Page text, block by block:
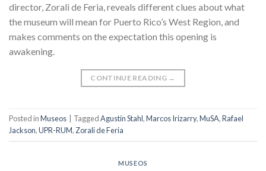
director, Zorali de Feria, reveals different clues about what
the museum will mean for Puerto Rico’s West Region, and
makes comments on the expectation this opening is
awakening.
CONTINUE READING →
Posted inMuseos TaggedAgustín Stahl,Marcos Irizarry,MuSA,Rafael
Jackson,UPR-RUM, Zorali de Feria
MUSEOS